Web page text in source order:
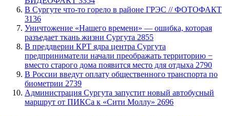
​В Сургуте что-то горело в районе ГРЭС // ФОТОФАКТ
3136
​Уничтожение «Нашего времени» — ошибка, которая
разъедает ткань жизни Сургута 2855
​В преддверии КРТ ядра центра Сургута
предприниматели начали преображать территорию −
вместо старого дома появится место для отдыха 2790
В России введут оплату общественного транспорта по
биометрии 2739
​Администрация Сургута запустит новый автобусный
маршрут от ПИКСа к «Сити Моллу» 2696